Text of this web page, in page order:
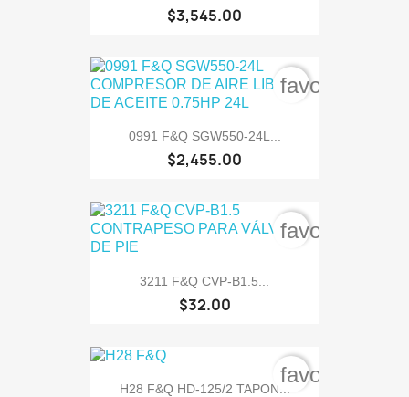
$3,545.00
0991 F&Q SGW550-24L...
$2,455.00
3211 F&Q CVP-B1.5...
$32.00
H28 F&Q HD-125/2 TAPON...